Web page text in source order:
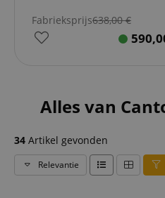
Fabrieksprijs638,00€
Alles van
34 Artikel gevonden
Relevantie